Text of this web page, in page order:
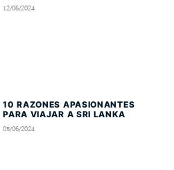
12/06/2024
10 RAZONES APASIONANTES
PARA VIAJAR A SRI LANKA
05/06/2024